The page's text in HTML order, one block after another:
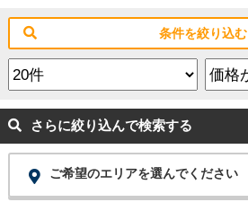
条件を絞り込む
さらに絞り込んで検索する
ご希望のエリアを選んでください